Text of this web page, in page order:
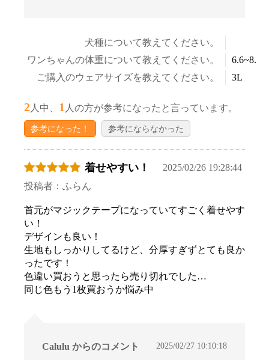
犬種について教えてください。
ワンちゃんの体重について教えてください。
ご購入のウェアサイズを教えてください。
3L
2 人中、 1 人の方が参考になったと言っています。
参考になった！ 参考にならなかった
着せやすい！
2025/02/26 19:28:44
投稿者：ふらん
首元がマジックテープになっていてすごく着せやす
い！
デザインも良い！
生地もしっかりしてるけど、分厚すぎずとても良か
ったです！
色違い買おうと思ったら売り切れでした…
同じ色もう1枚買おうか悩み中
Calulu からのコメント 2025/02/27 10:10:18